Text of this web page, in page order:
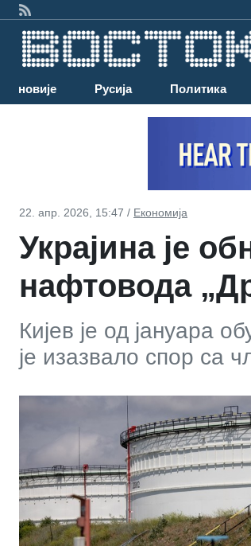
Најновије Русија Политика
22. апр. 2026, 15:47 / Економија
Украјина је
нафтовода
Кијев је од јануара
је изазвало спор са